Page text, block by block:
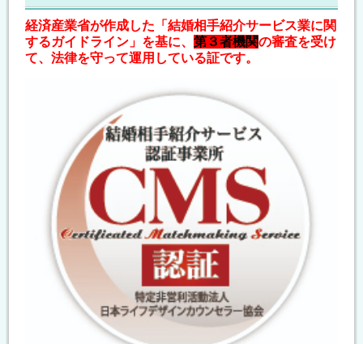
経済産業省が作成した「結婚相手紹介サービス業に関
するガイドライン」を基に、 第３者機関の審査を受け
て、法律を守って運用している証です。